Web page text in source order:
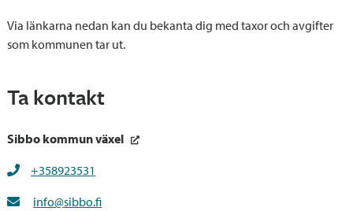
Via länkarna nedan kan du bekanta dig med taxor och avgifter
som kommunen tar ut.
Ta kontakt
Sibbo kommun växel
+358923531
info@sibbo.fi